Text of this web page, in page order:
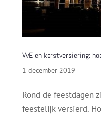
VvE en kerstversiering:
1 december 2019
Rond de feestdagen
feestelijk versierd.